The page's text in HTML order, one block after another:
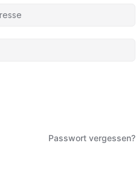
Passwort vergessen?